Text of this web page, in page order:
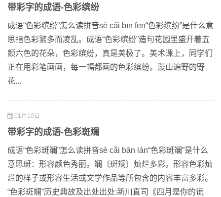
带彩字的成语-色彩缤纷
成语“色彩缤纷”怎么读拼音sè cǎi bīn fēn“色彩缤纷”是什么意
思指色彩繁多而凌乱。成语“色彩缤纷”造句花园里盛开着五
颜六色的花朵，色彩缤纷，真是美极了。美术课上，同学们
正在用彩笔画画，每一幅都画的色彩缤纷。漫山遍野的野
花...
01月10日
带彩字的成语-色彩斑斓
成语“色彩斑斓”怎么读拼音sè cǎi bān lán“色彩斑斓”是什么
意思斑：形容颜色秀丽。斓〔斑斓〕灿烂多彩。形容色彩灿
烂的样子或形容生活或文学作品等所包含的内容丰富多彩。
“色彩斑斓”历史典故及出处出处:新川直司《四月是你的谎